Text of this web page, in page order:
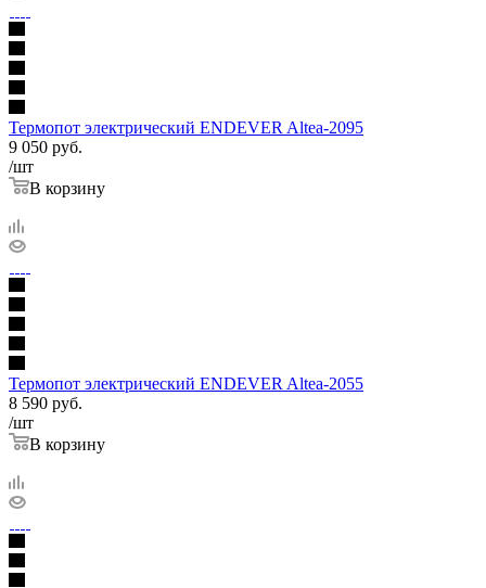
Термопот электрический ENDEVER Altea-2095
9 050 руб.
/шт
В корзину
Термопот электрический ENDEVER Altea-2055
8 590 руб.
/шт
В корзину